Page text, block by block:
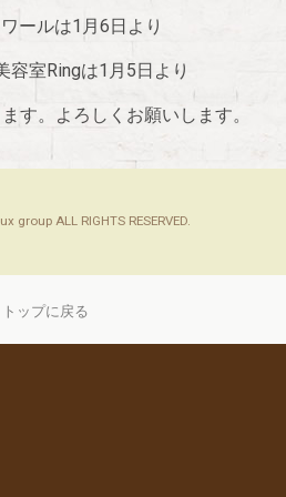
ールは1月6日より
容室Ringは1月5日より
す。よろしくお願いします。
group ALL RIGHTS RESERVED.
トップに戻る